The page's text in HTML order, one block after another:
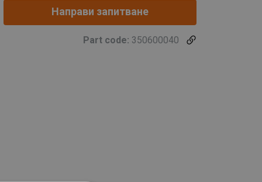
Направи запитване
Part code: 350600040